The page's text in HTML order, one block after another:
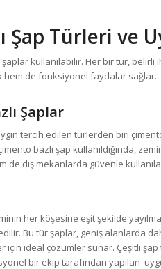
Şap Türleri ve
kullanılabilir. Her bir tür,
hem de fonksiyonel faydalar sağlar.
Şaplar
tercih edilen türlerden biri
bazlı şap kullanıldığında,
de dış mekanlarda güvenle
her köşesine eşit şekilde
Bu tür şaplar, geniş alanlarda
için ideal çözümler sunar. Çeşitli
bir ekip tarafından yapılan